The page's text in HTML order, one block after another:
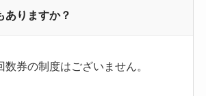
ありますか？
数券の制度はございません。